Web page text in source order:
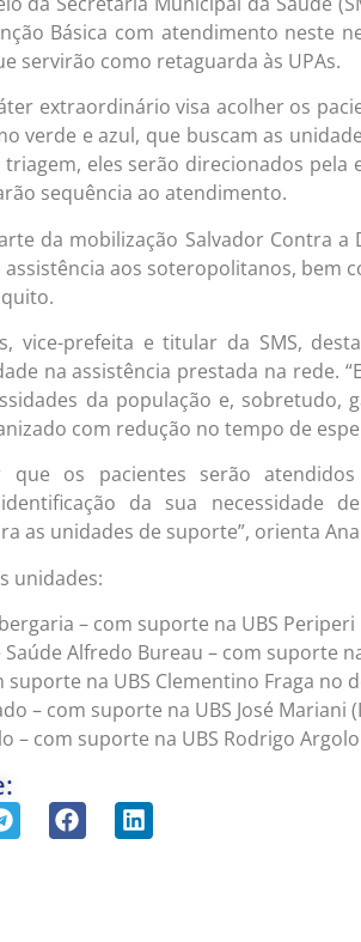
Básica com atendimento neste
servirão como retaguarda às UPAs.
extraordinário visa acolher os
verde e azul, que buscam as
triagem, eles serão direcionados pela
sequência ao atendimento.
da mobilização Salvador Contra a
aos soteropolitanos, bem
vice-prefeita e titular da SMS,
na assistência prestada na rede.
da população e, sobretudo,
com redução no tempo de
que os pacientes serão
da sua necessidade
as unidades de suporte”, orienta
unidades:
– com suporte na UBS Periperi
Saúde Alfredo Bureau – com suporte
suporte na UBS Clementino Fraga no
– com suporte na UBS José Mariani
– com suporte na UBS Rodrigo